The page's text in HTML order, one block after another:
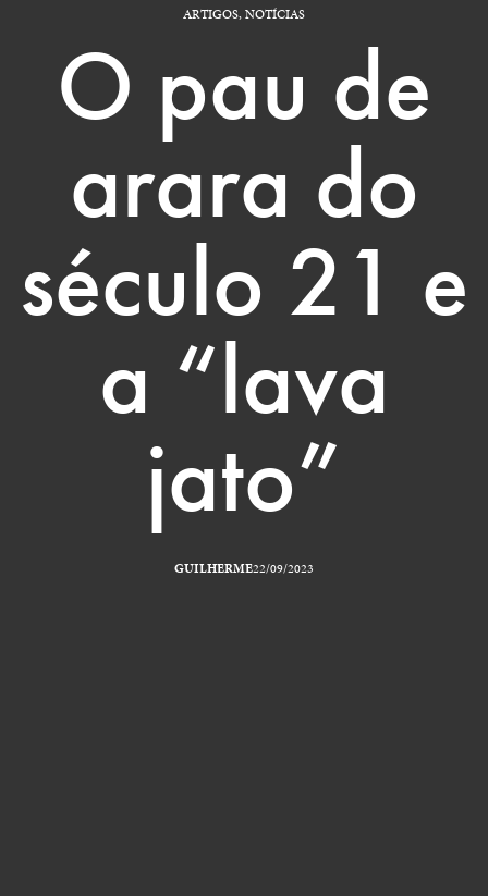
ARTIGOS,NOTÍCIAS
O pau de
arara do
século 21 e
a “lava
jato”
GUILHERME22/09/2023